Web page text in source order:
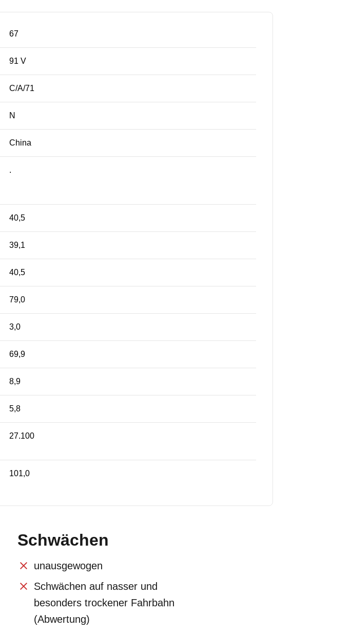
67
91 V
C/A/71
N
China
.
40,5
39,1
40,5
79,0
3,0
69,9
8,9
5,8
27.100
101,0
Schwächen
unausgewogen
Schwächen auf nasser und
besonders trockener Fahrbahn
(Abwertung)